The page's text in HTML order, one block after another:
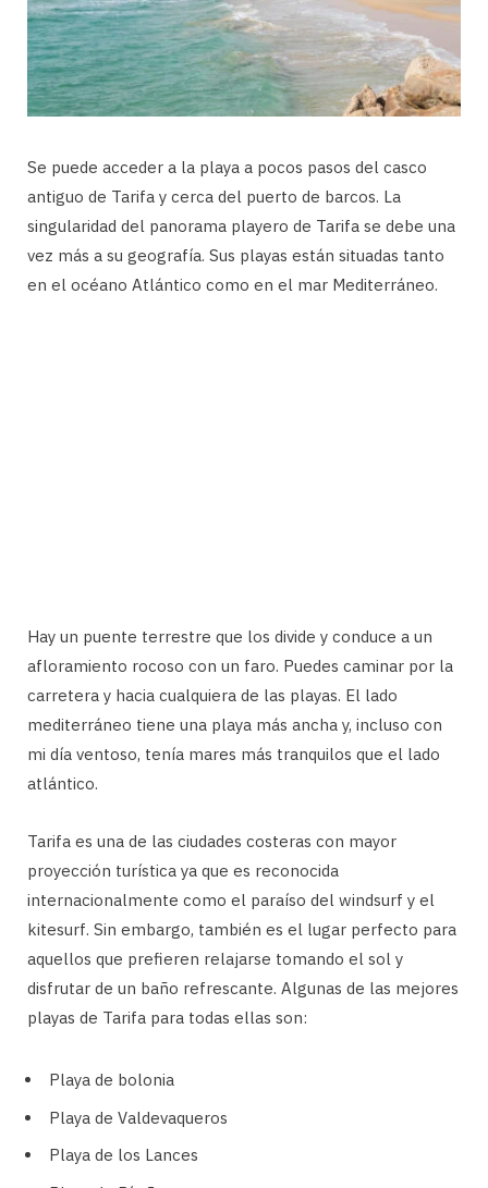
Se puede acceder a la playa a pocos pasos del casco
antiguo de Tarifa y cerca del puerto de barcos. La
singularidad del panorama playero de Tarifa se debe una
vez más a su geografía. Sus playas están situadas tanto
en el océano Atlántico como en el mar Mediterráneo.
Hay un puente terrestre que los divide y conduce a un
afloramiento rocoso con un faro. Puedes caminar por la
carretera y hacia cualquiera de las playas. El lado
mediterráneo tiene una playa más ancha y, incluso con
mi día ventoso, tenía mares más tranquilos que el lado
atlántico.
Tarifa es una de las ciudades costeras con mayor
proyección turística ya que es reconocida
internacionalmente como el paraíso del windsurf y el
kitesurf. Sin embargo, también es el lugar perfecto para
aquellos que prefieren relajarse tomando el sol y
disfrutar de un baño refrescante. Algunas de las mejores
playas de Tarifa para todas ellas son:
Playa de bolonia
Playa de Valdevaqueros
Playa de los Lances